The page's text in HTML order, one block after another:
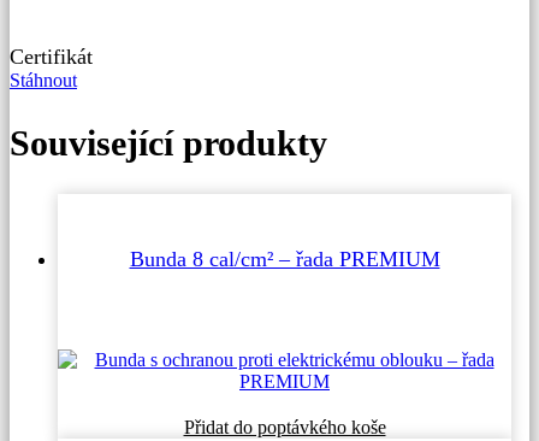
Certifikát
Stáhnout
Související produkty
Bunda 8 cal/cm² – řada PREMIUM
Přidat do poptávkého košeTento